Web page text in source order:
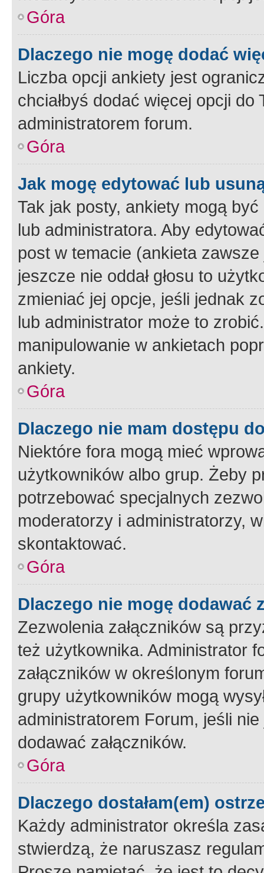
Góra
Dlaczego nie mogę dodać
Liczba opcji ankiety jest
chciałbyś dodać więcej opcji
administratorem forum.
Góra
Jak mogę edytować lub
Tak jak posty, ankiety mogą
lub administratora. Aby
post w temacie (ankieta
jeszcze nie oddał głosu to
zmieniać jej opcje, jeśli jednak
lub administrator może to
manipulowanie w ankietach
ankiety.
Góra
Dlaczego nie mam dostępu
Niektóre fora mogą mieć
użytkowników albo grup. Żeby
potrzebować specjalnych
moderatorzy i administratorzy,
skontaktować.
Góra
Dlaczego nie mogę dodawać
Zezwolenia załączników są
też użytkownika. Administrator
załączników w określonym
grupy użytkowników mogą
administratorem Forum, jeśli
dodawać załączników.
Góra
Dlaczego dostałam(em)
Każdy administrator określa
stwierdzą, że naruszasz